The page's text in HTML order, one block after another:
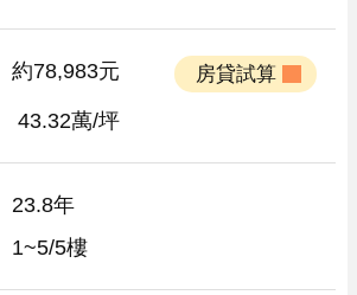
約78,983元
43.32萬/坪
23.8年
1~5/5樓